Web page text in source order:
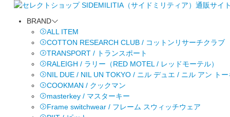
BRAND
ALL ITEM
COTTON RESEARCH CLUB / コットンリサーチクラブ
TRANSPORT / トランスポート
RALEIGH / ラリー（RED MOTEL / レッドモーテル）
NIL DUE / NIL UN TOKYO / ニル デュエ / ニル アン ト
COOKMAN / クックマン
masterkey / マスターキー
Frame switchwear / フレーム スウィッチウェア